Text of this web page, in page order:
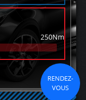
250Nm
RENDEZ-
VOUS